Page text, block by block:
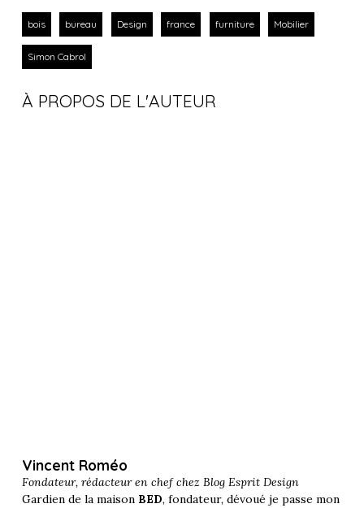
bois bureau Design france furniture Mobilier
Simon Cabrol
À PROPOS DE L'AUTEUR
Vincent Roméo
Fondateur, rédacteur en chef chez Blog Esprit Design
Gardien de la maison BED, fondateur, dévoué je passe mon